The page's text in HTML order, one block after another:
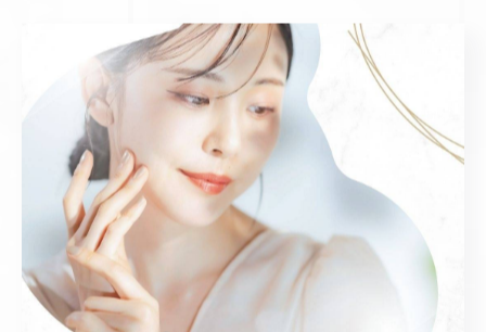
2025/10/28
2025/10/25